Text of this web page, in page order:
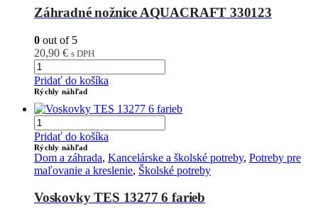
Záhradné nožnice AQUACRAFT 330123
0 out of 5
20,90 € s DPH
Pridať do košíka
Rýchly náhľad
Pridať do košíka
Rýchly náhľad
Dom a záhrada, Kancelárske a školské potreby, Potreby pre
maľovanie a kreslenie, Školské potreby
Voskovky TES 13277 6 farieb